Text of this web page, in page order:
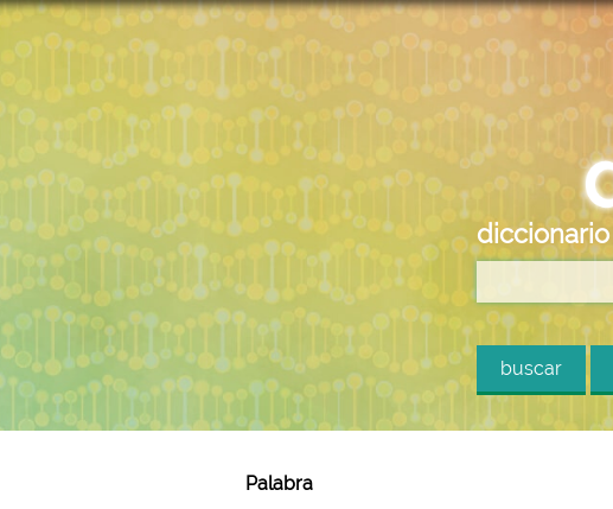
diccionario
buscar
Palabra